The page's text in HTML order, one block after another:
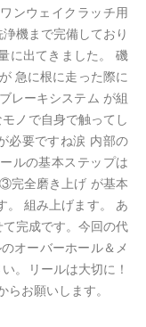
ンウェイクラッチ用
機まで完備しており
に出てきました。 磯
急に根に走った際に
レーキシステム が組
ノで自身で触ってし
必要ですね涙 内部の
ルの基本ステップは
全磨き上げ が基本
。 組み上げます。 あ
完成です。今回の代
オーバーホール＆メ
。リールは大切に！
お願いします。